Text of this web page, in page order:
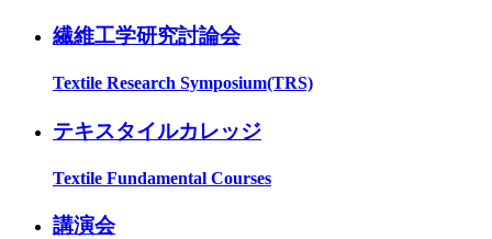
繊維工学研究討論会
Textile Research Symposium(TRS)
テキスタイルカレッジ
Textile Fundamental Courses
講演会